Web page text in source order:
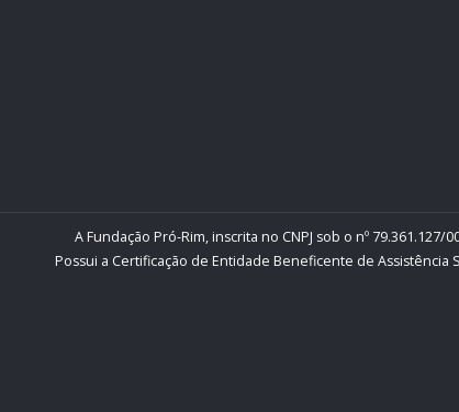
A Fundação Pró-Rim, inscrita no CNPJ sob o nº
Possui a Certificação de Entidade Beneficente de Assistência